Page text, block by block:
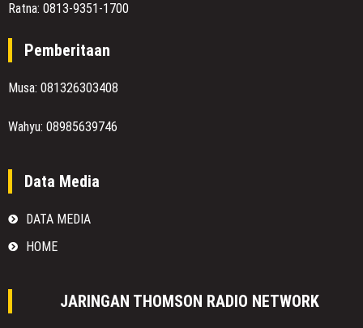
Ratna: 0813-9351-1700
Pemberitaan
Musa: 081326303408
Wahyu: 08985639746
Data Media
DATA MEDIA
HOME
JARINGAN THOMSON RADIO NETWORK